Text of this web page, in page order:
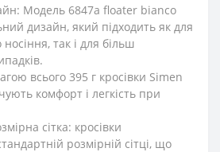
Модель 6847a floater bianco
дизайн, який підходить як для
так і для більш
всього 395 г кросівки Simen
комфорт і легкість при
сітка: кросівки
розмірній сітці, що